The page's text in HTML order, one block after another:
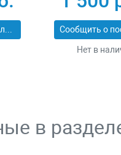
Сообщить о поступлении
Bosch Power
Нет в
в